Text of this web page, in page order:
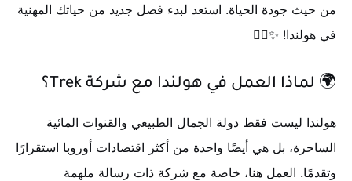
من حيث جودة الحياة. استعد لبدء فصل جديد من حياتك المهنية
في هولندا! ✨🚴‍♀️
🌍 لماذا العمل في هولندا مع شركة Trek؟
هولندا ليست فقط دولة الجمال الطبيعي والقنوات المائية
الساحرة، بل هي أيضًا واحدة من أكثر اقتصادات أوروبا استقرارًا
وتقدمًا. العمل هنا، خاصة مع شركة ذات رسالة ملهمة